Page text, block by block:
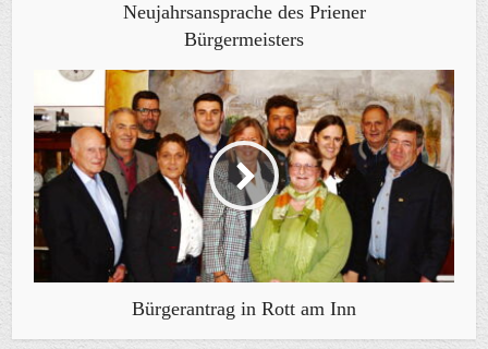
Neujahrsansprache des Priener
Bürgermeisters
Bürgerantrag in Rott am Inn